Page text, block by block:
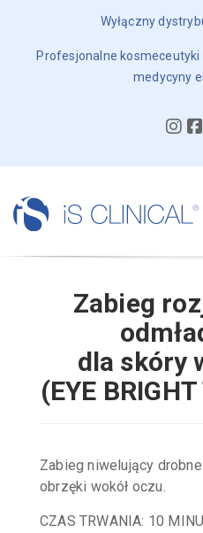
Wyłączny
Profesjonalne
medycyny
Zabieg
dla skóry
(EYE
Zabieg niwelujący
obrzęki wokół oczu.
CZAS TRWANIA: 10